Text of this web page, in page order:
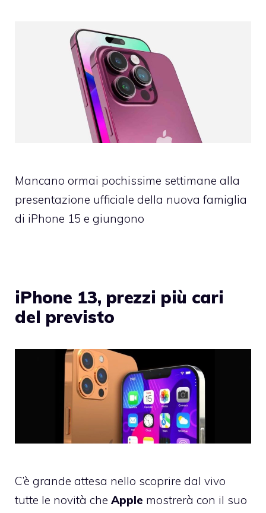
Mancano ormai pochissime settimane alla
presentazione ufficiale della nuova famiglia
di iPhone 15 e giungono
iPhone 13, prezzi più cari
del previsto
C’è grande attesa nello scoprire dal vivo
tutte le novità che Apple mostrerà con il suo